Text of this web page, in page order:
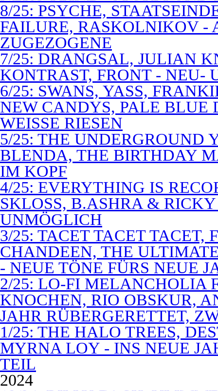
8/25: PSYCHE,
FAILURE, RASKOLNIKOV -
ZUGEZOGENE
7/25: DRANGSAL, JULIAN
KONTRAST, FRONT - NEU-
6/25: SWANS, YASS,
NEW CANDYS, PALE BLUE
WEISSE RIESEN
5/25: THE UNDERGROUND
BLENDA, THE BIRTHDAY
IM KOPF
4/25: EVERYTHING IS
SKLOSS, B.ASHRA &
UNMÖGLICH
3/25: TACET TACET TACET,
CHANDEEN, THE
- NEUE TÖNE FÜRS NEUE
2/25: LO-FI MELANCHOLIA
KNOCHEN, RIO OBSKUR,
JAHR RÜBERGERETTET,
1/25: THE HALO TREES,
MYRNA LOY - INS NEUE
TEIL
2024